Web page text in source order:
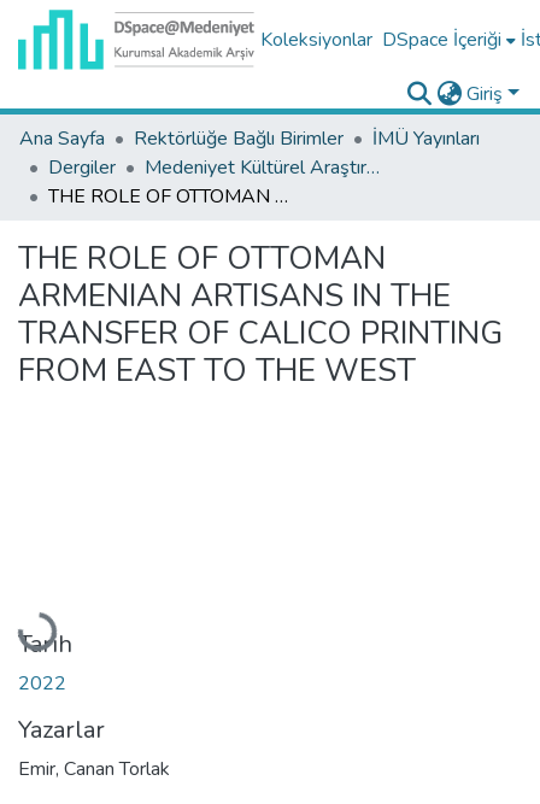
Koleksiyonlar DSpace İçeriği
Giriş
Ana Sayfa
Rektörlüğe Bağlı Birimler
İMÜ Yayınları
Dergiler
Medeniyet Kültürel Araştırmalar Belleteni Koleksiyonu
THE ROLE OF OTTOMAN ARMENIAN ARTISANS IN THE TRANSFER OF CALICO PRINTING FROM EAST TO THE WEST
THE ROLE OF OTTOMAN
ARMENIAN ARTISANS IN THE
TRANSFER OF CALICO PRINTING
FROM EAST TO THE WEST
Yükleniyor...
Tarih
2022
Yazarlar
Emir, Canan Torlak